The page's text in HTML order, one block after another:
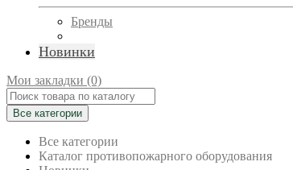
Бренды
Новинки
Мои закладки (0)
Все категории
Все категории
Каталог противопожарного оборудования